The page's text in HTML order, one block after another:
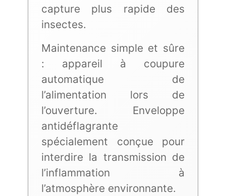
capture plus rapide des
insectes.
Maintenance simple et sûre
: appareil à coupure
automatique de
l’alimentation lors de
l’ouverture. Enveloppe
antidéflagrante
spécialement conçue pour
interdire la transmission de
l’inflammation à
l’atmosphère environnante.